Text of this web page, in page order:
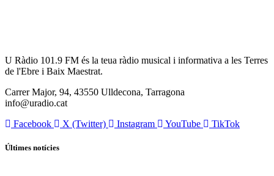
U Ràdio 101.9 FM és la teua ràdio musical i informativa a les Terres
de l'Ebre i Baix Maestrat.
Carrer Major, 94, 43550 Ulldecona, Tarragona
info@uradio.cat
Facebook
X (Twitter) Instagram YouTube TikTok
Últimes notícies